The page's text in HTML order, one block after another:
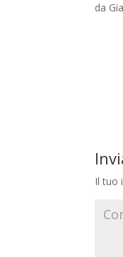
da
Il tuo